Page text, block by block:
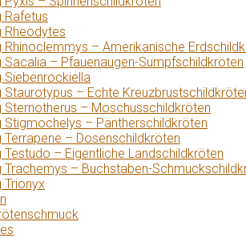
Rafetus
Rheodytes
Rhinoclemmys – Amerikanische
Sacalia – Pfauenaugen-Sumpfschildkröten
Siebenrockiella
Staurotypus – Echte
Sternotherus – Moschusschildkröten
Stigmochelys – Pantherschildkröten
Terrapene – Dosenschildkröten
Testudo – Eigentliche Landschildkröten
Trachemys – Buchstaben-
Trionyx